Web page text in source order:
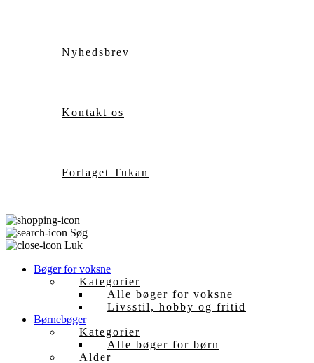
Nyhedsbrev
Kontakt os
Forlaget Tukan
Søg
Luk
Bøger for voksne
Kategorier
Alle bøger for voksne
Livsstil, hobby og fritid
Børnebøger
Kategorier
Alle bøger for børn
Alder